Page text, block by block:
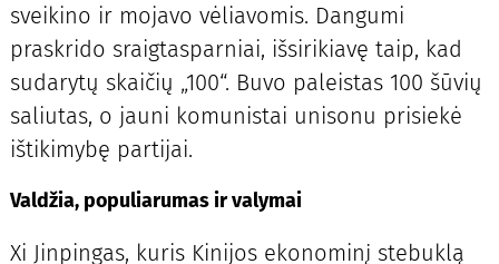
sveikino ir mojavo vėliavomis. Dangumi
praskrido sraigtasparniai, išsirikiavę taip, kad
sudarytų skaičių „100“. Buvo paleistas 100 šūvių
saliutas, o jauni komunistai unisonu prisiekė
ištikimybę partijai.
Valdžia, populiarumas ir valymai
Xi Jinpingas, kuris Kinijos ekonominį stebuklą